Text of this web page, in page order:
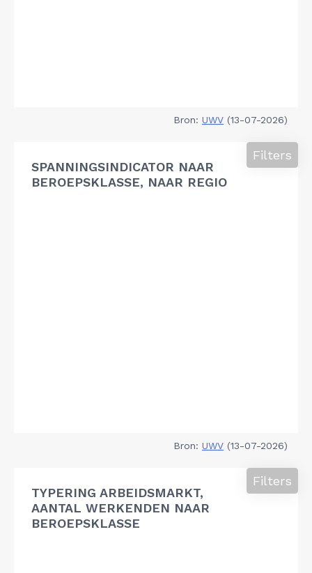
Bron: UWV (13-07-2026)
SPANNINGSINDICATOR NAAR
BEROEPSKLASSE, NAAR REGIO
Filters
Bron: UWV (13-07-2026)
TYPERING ARBEIDSMARKT,
AANTAL WERKENDEN NAAR
BEROEPSKLASSE
Filters